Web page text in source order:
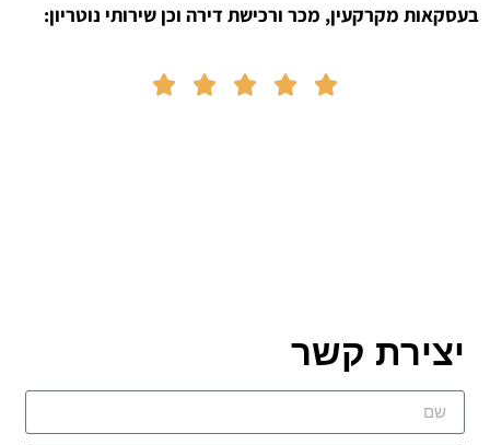
מקרקעין, מכר ורכישת דירה וכן שירותי נוטריון:




קשר